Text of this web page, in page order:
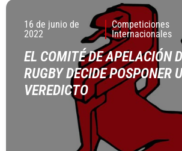
16 de junio de
2022
Competiciones
Internacionales
EL COMITÉ DE APELACIÓN
RUGBY DECIDE POSPONER
VEREDICTO